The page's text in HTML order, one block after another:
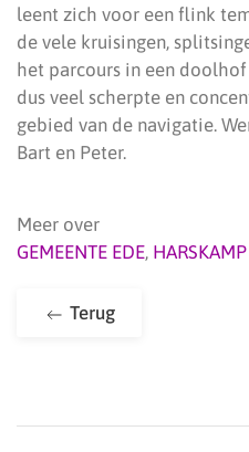
leent zich voor een flink
de vele kruisingen,
het parcours in een
dus veel scherpte en
gebied van de navigatie.
Bart en Peter.
Meer over
GEMEENTE EDE, HARSKAMP
Terug